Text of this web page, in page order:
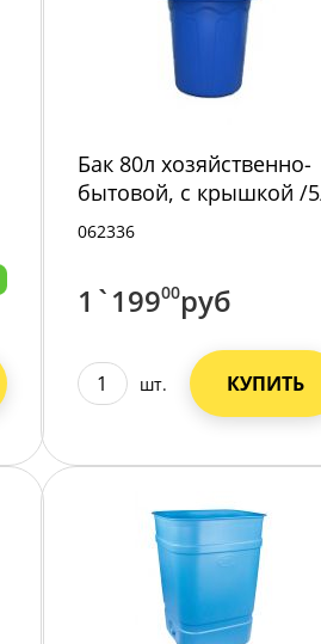
Бак 80л хозяйственно-
бытовой, с крышкой /
062336
1`19900руб
шт. КУПИТЬ